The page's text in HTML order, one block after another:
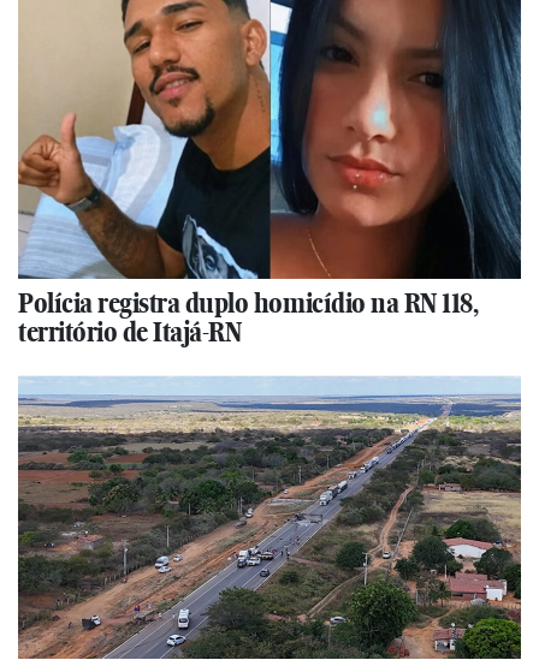
Polícia registra duplo homicídio na RN 118,
território de Itajá-RN